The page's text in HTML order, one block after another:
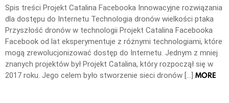
Spis treści Projekt Catalina Facebooka Innowacyjne rozwiązania
dla dostępu do Internetu Technologia dronów wielkości ptaka
Przyszłość dronów w technologii Projekt Catalina Facebooka
Facebook od lat eksperymentuje z różnymi technologiami, które
mogą zrewolucjonizować dostęp do Internetu. Jednym z mniej
znanych projektów był Projekt Catalina, który rozpoczął się w
2017 roku. Jego celem było stworzenie sieci dronów […] MORE